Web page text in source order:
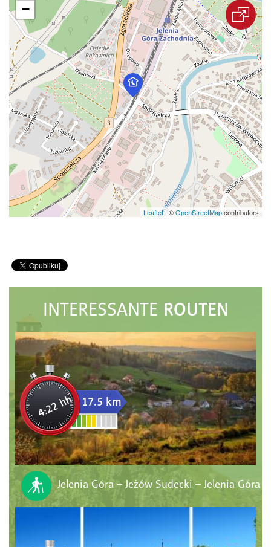
−
Leaflet| ©OpenStreetMapcontributors
INTERESSANTE ROUTEN
4:22 hh 17.5 km
Jelenia Góra – Jeżów Sudecki – Jelenia Góra